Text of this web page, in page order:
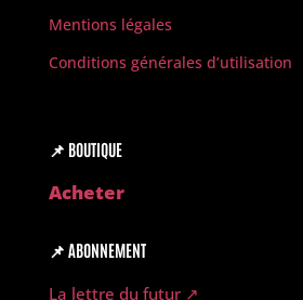
Mentions légales
Conditions générales d’utilisation
📌 BOUTIQUE
Acheter
📌 ABONNEMENT
La lettre du futur ↗︎